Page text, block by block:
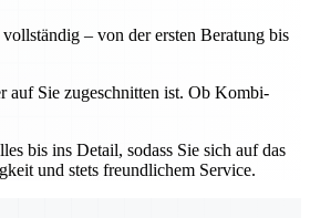
– von der ersten Beratung bis
auf Sie zugeschnitten ist. Ob Kombi-
bis ins Detail, sodass Sie sich auf das
und stets freundlichem Service.